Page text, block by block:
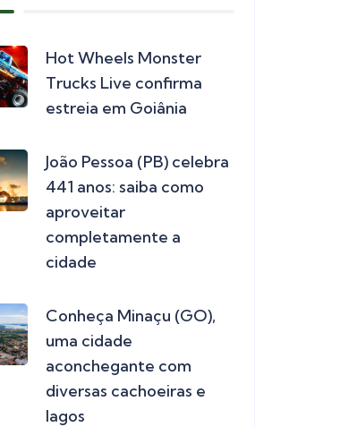
Hot Wheels Monster
Trucks Live confirma
estreia em Goiânia
João Pessoa (PB) celebra
441 anos: saiba como
aproveitar
completamente a
cidade
Conheça Minaçu (GO),
uma cidade
aconchegante com
diversas cachoeiras e
lagos